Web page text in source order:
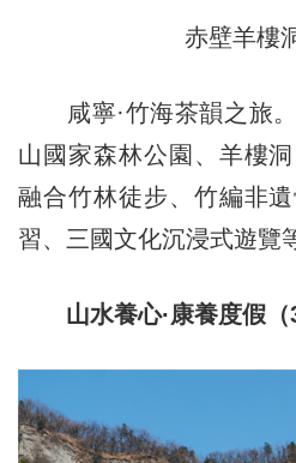
赤壁羊樓
咸寧·竹海茶韻之旅。
山國家森林公園、羊樓
融合竹林徒步、竹編非
習、三國文化沉浸式遊覽
山水養心·康養度假（